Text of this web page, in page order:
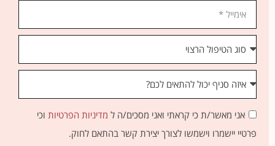
אני מאשר/ת כי קראתי ואני מסכים/ה למדיניות הפרטיותוכי
פרטיי יישמרו וישמשו לצורך יצירת קשר בהתאם לחוק.